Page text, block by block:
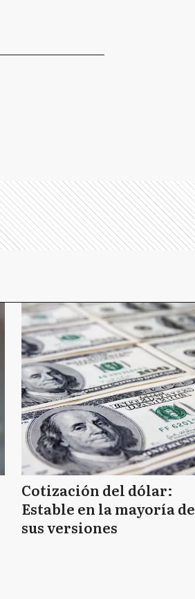
Cotización del dólar:
Estable en la mayoría de
sus versiones